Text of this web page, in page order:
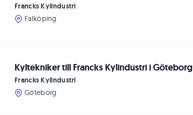
Francks Kylindustri
Falköping
Kyltekniker till Francks Kylindustri i Göteborg
Francks Kylindustri
Göteborg